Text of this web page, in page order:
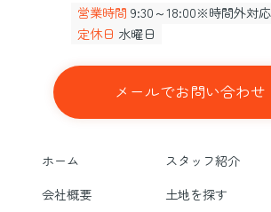
営業時間 9:30～18:00※時間外対
定休日 水曜日
メールでお問い合わせ
ホーム スタッフ紹介
会社概要
土地を探す